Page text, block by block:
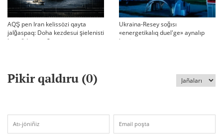
AQŞ pen Iran kelissözi qayta
jalğaspaq: Doha kezdesui şielenisti
bäseñdete me?
Ukraina-Resey soğısı
«energetikalıq duel'ge» aynalıp
ketti
Pikir qaldıru (0)